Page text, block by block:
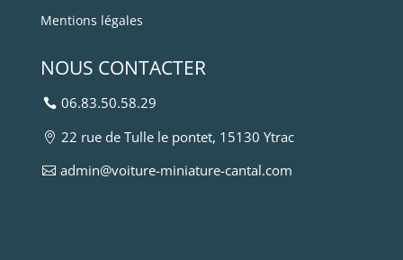
Mentions légales
NOUS CONTACTER
06.83.50.58.29
22 rue de Tulle le pontet, 15130 Ytrac
admin@voiture-miniature-cantal.com